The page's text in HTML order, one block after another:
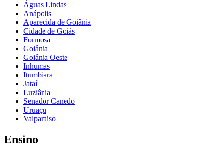
Águas Lindas
Anápolis
Aparecida de Goiânia
Cidade de Goiás
Formosa
Goiânia
Goiânia Oeste
Inhumas
Itumbiara
Jataí
Luziânia
Senador Canedo
Uruaçu
Valparaíso
Ensino